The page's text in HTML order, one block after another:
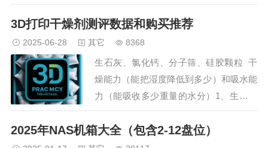
不同场景下的最优方案，包含部署步骤、
设备连接及 Docker 配置细节，让你轻松
实现手机、电脑、电视的无缝观影体验。
重要提醒！（本教程所涉及的工具及方法
仅用于技术交流和学习，旨在帮助用户
合…
3D打印干燥剂测评数据和购买推荐
2025-06-28 其它 8368
生石灰、氯化钙、分子筛、硅胶颗粒 干
燥能力（能把湿度降低到多少）和吸水能
力（能吸收多少重量的水分）1、生石灰
（氧化钙）《山中宝》品牌，双层无纺
布，几乎不露粉尘。除湿效果好。淘宝链
接：https://s.click.taobao.com/ycD7Uwq
2025年NAS机箱大全（包含2-12盘位）